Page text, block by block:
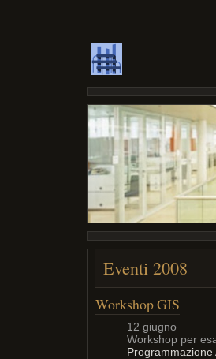
Eventi 2008
Workshop GIS
12 giugno
Workshop per
Programmazione